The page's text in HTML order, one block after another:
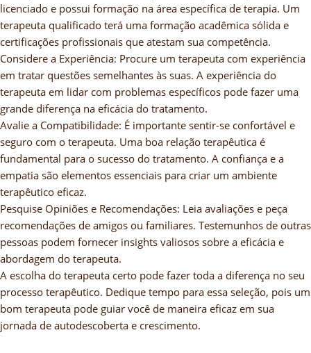
licenciado e possui formação na área específica de terapia. Um
terapeuta qualificado terá uma formação acadêmica sólida e
certificações profissionais que atestam sua competência.
Considere a Experiência: Procure um terapeuta com experiência
em tratar questões semelhantes às suas. A experiência do
terapeuta em lidar com problemas específicos pode fazer uma
grande diferença na eficácia do tratamento.
Avalie a Compatibilidade: É importante sentir-se confortável e
seguro com o terapeuta. Uma boa relação terapêutica é
fundamental para o sucesso do tratamento. A confiança e a
empatia são elementos essenciais para criar um ambiente
terapêutico eficaz.
Pesquise Opiniões e Recomendações: Leia avaliações e peça
recomendações de amigos ou familiares. Testemunhos de outras
pessoas podem fornecer insights valiosos sobre a eficácia e
abordagem do terapeuta.
A escolha do terapeuta certo pode fazer toda a diferença no seu
processo terapêutico. Dedique tempo para essa seleção, pois um
bom terapeuta pode guiar você de maneira eficaz em sua
jornada de autodescoberta e crescimento.